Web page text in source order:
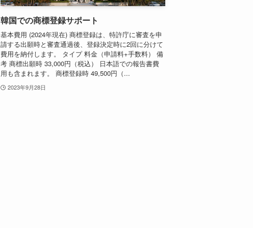
韓国での商標登録サポート
基本費用 (2024年現在) 商標登録は、特許庁に審査を申
請する出願時と審査通過後、登録決定時に2回に分けて
費用を納付します。 タイプ 料金（申請料+手数料） 備
考 商標出願時 33,000円（税込） 日本語での報告書費
用も含まれます。 商標登録時 49,500円（...
2023年9月28日